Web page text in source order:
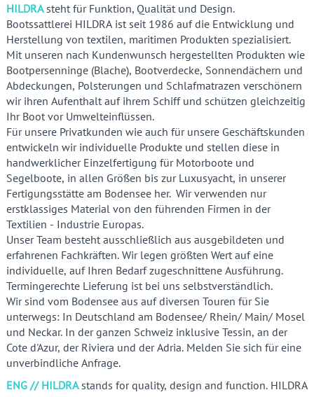
HILDRAsteht für Funktion, Qualität und Design.
Bootssattlerei HILDRA ist seit 1986 auf die Entwicklung und
Herstellung von textilen, maritimen Produkten spezialisiert.
Mit unseren nach Kundenwunsch hergestellten Produkten wie
Bootpersenninge (Blache), Bootverdecke, Sonnendächern und
Abdeckungen, Polsterungen und Schlafmatrazen verschönern
wir ihren Aufenthalt auf ihrem Schiff und schützen gleichzeitig
Ihr Boot vor Umwelteinflüssen.
Für unsere Privatkunden wie auch für unsere Geschäftskunden
entwickeln wir individuelle Produkte und stellen diese in
handwerklicher Einzelfertigung für Motorboote und
Segelboote, in allen Größen bis zur Luxusyacht, in unserer
Fertigungsstätte am Bodensee her. Wir verwenden nur
erstklassiges Material von den führenden Firmen in der
Textilien - Industrie Europas.
Unser Team besteht ausschließlich aus ausgebildeten und
erfahrenen Fachkräften. Wir legen größten Wert auf eine
individuelle, auf Ihren Bedarf zugeschnittene Ausführung.
Termingerechte Lieferung ist bei uns selbstverständlich.
Wir sind vom Bodensee aus auf diversen Touren für Sie
unterwegs: In Deutschland am Bodensee/ Rhein/ Main/ Mosel
und Neckar. In der ganzen Schweiz inklusive Tessin, an der
Cote d'Azur, der Riviera und der Adria. Melden Sie sich für eine
unverbindliche Anfrage.
ENG // HILDRAstands for quality, design and function. HILDRA